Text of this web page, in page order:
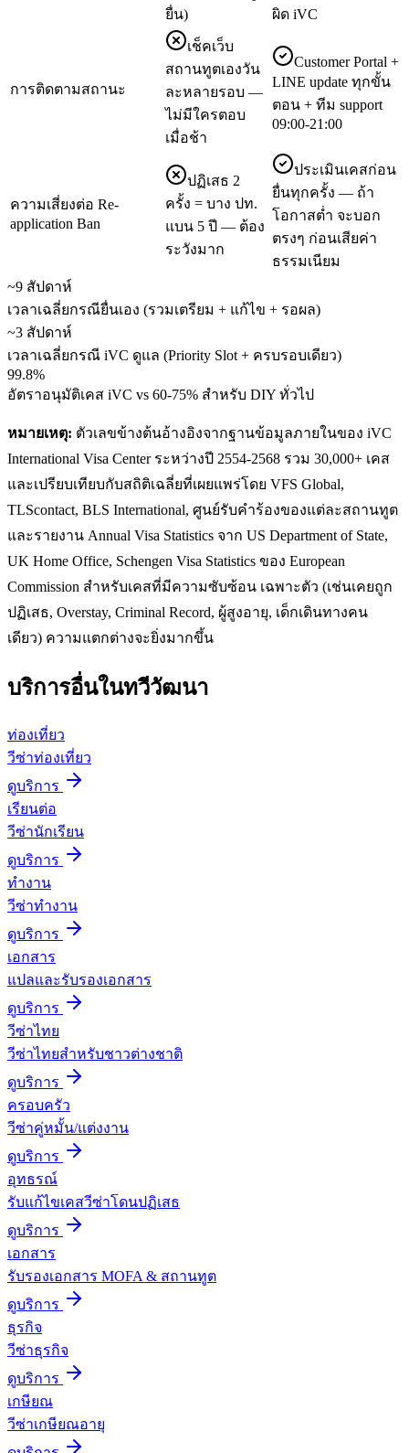
ยื่น)
ผิด iVC
การติดตามสถานะ
เช็คเว็บ
สถานทูตเองวัน
ละหลายรอบ —
ไม่มีใครตอบ
เมื่อช้า
Customer Portal +
LINE update ทุกขั้น
ตอน + ทีม support
09:00-21:00
ความเสี่ยงต่อ Re-
application Ban
ปฏิเสธ 2
ครั้ง = บาง ปท.
แบน 5 ปี — ต้อง
ระวังมาก
ประเมินเคสก่อน
ยื่นทุกครั้ง — ถ้า
โอกาสต่ำ จะบอก
ตรงๆ ก่อนเสียค่า
ธรรมเนียม
~9 สัปดาห์
เวลาเฉลี่ยกรณียื่นเอง (รวมเตรียม + แก้ไข + รอผล)
~3 สัปดาห์
เวลาเฉลี่ยกรณี iVC ดูแล (Priority Slot + ครบรอบเดียว)
99.8%
อัตราอนุมัติเคส iVC vs 60-75% สำหรับ DIY ทั่วไป
หมายเหตุ: ตัวเลขข้างต้นอ้างอิงจากฐานข้อมูลภายในของ iVC
International Visa Center ระหว่างปี 2554-2568 รวม 30,000+ เคส
และเปรียบเทียบกับสถิติเฉลี่ยที่เผยแพร่โดย VFS Global,
TLScontact, BLS International, ศูนย์รับคำร้องของแต่ละสถานทูต
และรายงาน Annual Visa Statistics จาก US Department of State,
UK Home Office, Schengen Visa Statistics ของ European
Commission สำหรับเคสที่มีความซับซ้อน เฉพาะตัว (เช่นเคยถูก
ปฏิเสธ, Overstay, Criminal Record, ผู้สูงอายุ, เด็กเดินทางคน
เดียว) ความแตกต่างจะยิ่งมากขึ้น
บริการอื่นในทวีวัฒนา
ท่องเที่ยว
วีซ่าท่องเที่ยว
ดูบริการ
เรียนต่อ
วีซ่านักเรียน
ดูบริการ
ทำงาน
วีซ่าทำงาน
ดูบริการ
เอกสาร
แปลและรับรองเอกสาร
ดูบริการ
วีซ่าไทย
วีซ่าไทยสำหรับชาวต่างชาติ
ดูบริการ
ครอบครัว
วีซ่าคู่หมั้น/แต่งงาน
ดูบริการ
อุทธรณ์
รับแก้ไขเคสวีซ่าโดนปฏิเสธ
ดูบริการ
เอกสาร
รับรองเอกสาร MOFA & สถานทูต
ดูบริการ
ธุรกิจ
วีซ่าธุรกิจ
ดูบริการ
เกษียณ
วีซ่าเกษียณอายุ